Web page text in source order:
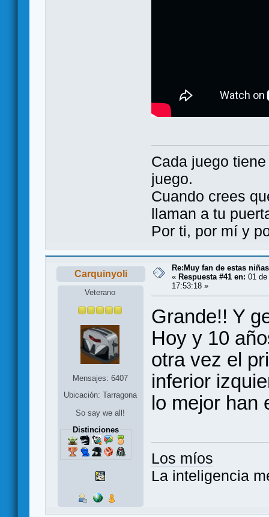
Cada juego
juego.
Cuando crees
llaman a tu
Por ti, por mí y
Carquinyoli
Veterano
Mensajes: 6407
Ubicación: Tarragona
So say we all!
Distinciones
Re:Muy fan de estas
« Respuesta #41 en: 01
17:53:18 »
Grande!! Y
Hoy y 10
otra vez el
inferior
lo mejor han
Los míos
La inteligencia